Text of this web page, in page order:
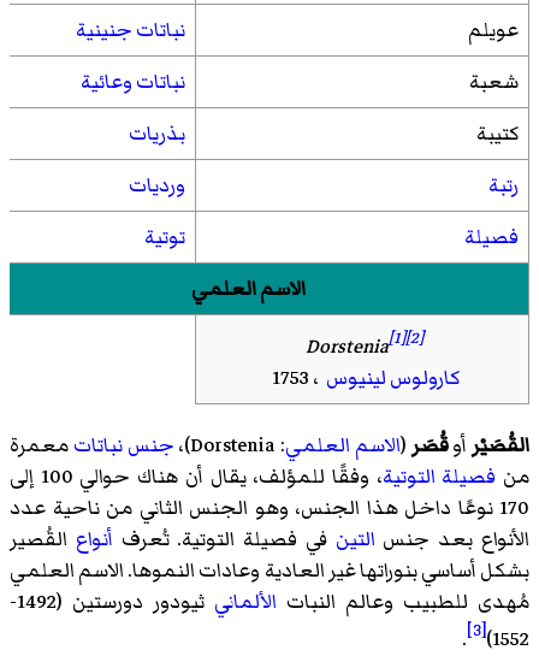
عويلم
نباتات جنينية
شعبة
نباتات وعائية
كتيبة
بذريات
رتبة
ورديات
فصيلة
توتية
الاسم العلمي
Dorstenia[1][2]
كارولوس لينيوس ، 1753
القُصَيْر أوقُصَر (الاسم العلمي:
Dorstenia)،جنس نباتاتمعمرة
من فصيلة التوتية
، وفقًا للمؤلف، يقال أن هناك حوالي 100 إلى
170 نوعًا داخل هذا الجنس، وهو الجنس الثاني من ناحية عدد
الأنواع بعد جنس التين في فصيلة التوتية. تُعرف أنواع القُصير
بشكل أساسي بنوراتها غير العادية وعادات النموها. الاسم العلمي
مُهدى للطبيب وعالم النبات الألماني
ثيودور دورستين (1492-
1552)
[3]
.